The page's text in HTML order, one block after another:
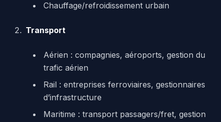
Chauffage/refroidissement urbain
Transport
Aérien : compagnies, aéroports, gestion du
trafic aérien
Rail : entreprises ferroviaires, gestionnaires
d’infrastructure
Maritime : transport passagers/fret, gestion